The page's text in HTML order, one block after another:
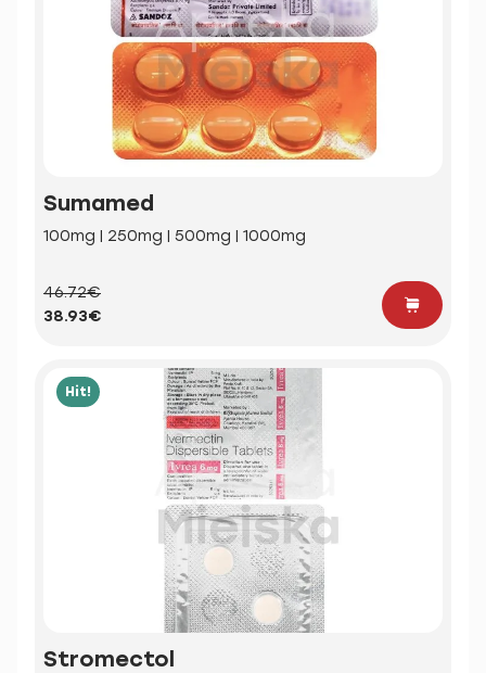
Sumamed
100mg | 250mg | 500mg | 1000mg
46.72€
38.93€
Hit!
Stromectol